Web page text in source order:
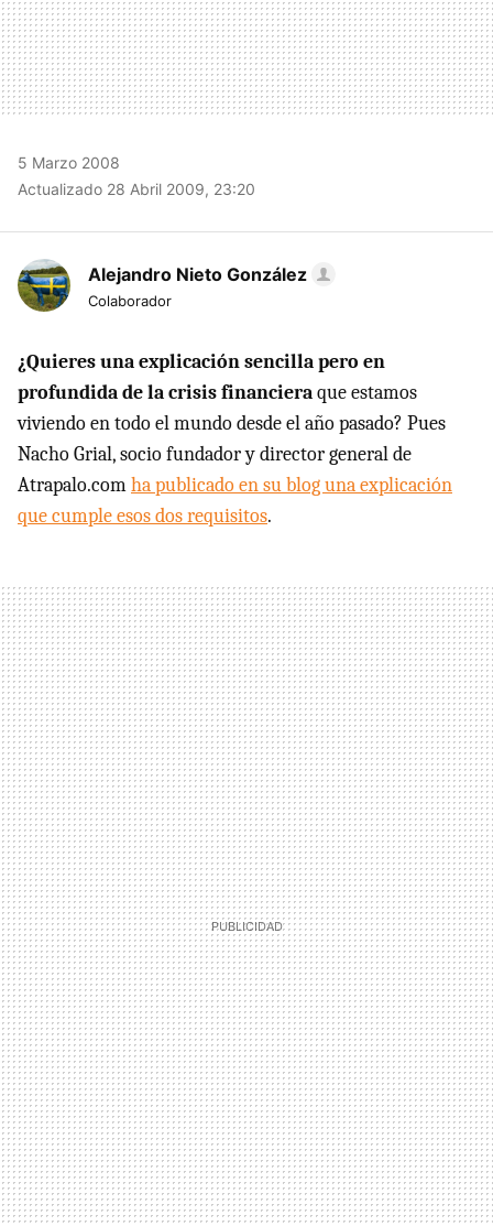
5 Marzo 2008
Actualizado 28 Abril 2009, 23:20
Alejandro Nieto González
Colaborador
¿Quieres una explicación sencilla pero en
profundida de lacrisis financieraque estamos
viviendo en todo el mundo desde el año pasado? Pues
Nacho Grial, socio fundador y director general de
Atrapalo.comha publicado en su blog una explicación
que cumple esos dos requisitos.